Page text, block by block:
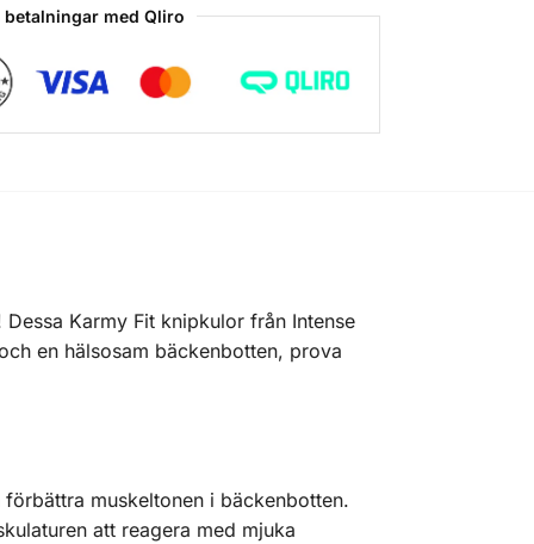
betalningar med Qliro
Karmy Fit knipkulor från Intense
en hälsosam bäckenbotten, prova
muskeltonen i bäckenbotten.
att reagera med mjuka